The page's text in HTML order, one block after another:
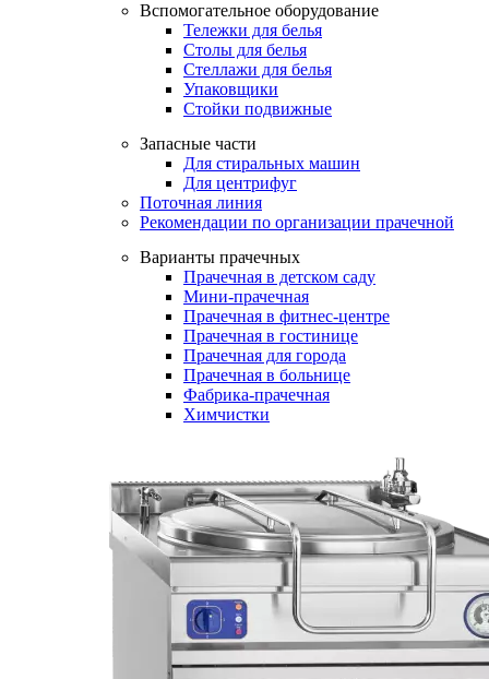
Вспомогательное оборудование
Тележки для белья
Столы для белья
Стеллажи для белья
Упаковщики
Стойки подвижные
Запасные части
Для стиральных машин
Для центрифуг
Поточная линия
Рекомендации по организации прачечной
Варианты прачечных
Прачечная в детском саду
Мини-прачечная
Прачечная в фитнес-центре
Прачечная в гостинице
Прачечная для города
Прачечная в больнице
Фабрика-прачечная
Химчистки